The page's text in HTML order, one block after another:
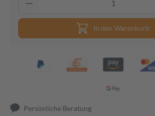
In den Warenkorb
Persönliche Beratung